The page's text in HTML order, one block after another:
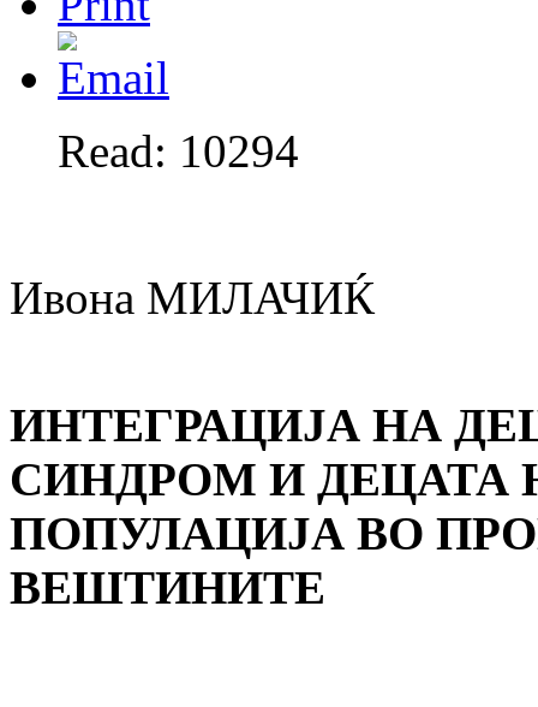
Read: 10294
Ивона МИЛАЧИЌ
ИНТЕГРАЦИЈА НА
СИНДРОМ И ДЕЦАТА
ПОПУЛАЦИЈА ВО
ВЕШТИНИТЕ